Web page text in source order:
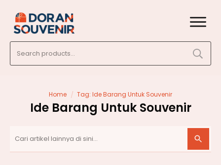
for:
Home / Tag: Ide Barang Untuk Souvenir
Ide Barang Untuk Souvenir